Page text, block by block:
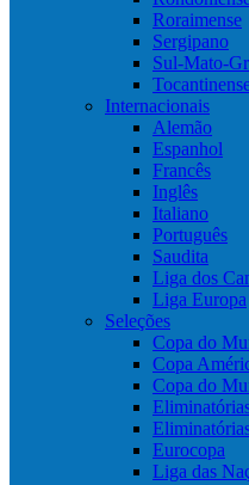
Roraimense
Sergipano
Sul-Mato-
Internacionais
Alemão
Espanhol
Francês
Inglês
Italiano
Português
Saudita
Liga dos
Liga Europa
Seleções
Copa do
Copa
Copa do
Eurocopa
Liga das